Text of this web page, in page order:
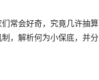
常会好奇，究竟几许抽算
，解析何为小保底，并分